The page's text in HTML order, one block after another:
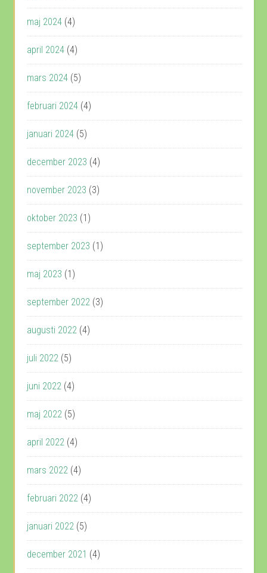
maj 2024 (4)
april 2024 (4)
mars 2024 (5)
februari 2024 (4)
januari 2024 (5)
december 2023 (4)
november 2023 (3)
oktober 2023 (1)
september 2023 (1)
maj 2023 (1)
september 2022 (3)
augusti 2022 (4)
juli 2022 (5)
juni 2022 (4)
maj 2022 (5)
april 2022 (4)
mars 2022 (4)
februari 2022 (4)
januari 2022 (5)
december 2021 (4)